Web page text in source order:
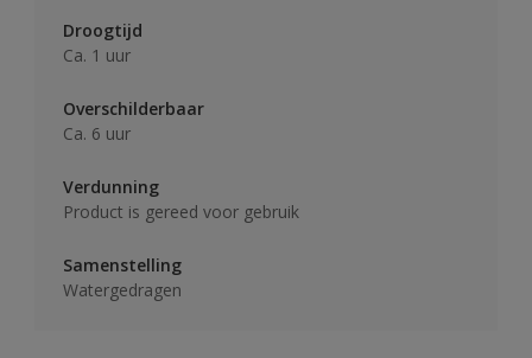
Droogtijd
Ca. 1 uur
Overschilderbaar
Ca. 6 uur
Verdunning
Product is gereed voor gebruik
Samenstelling
Watergedragen